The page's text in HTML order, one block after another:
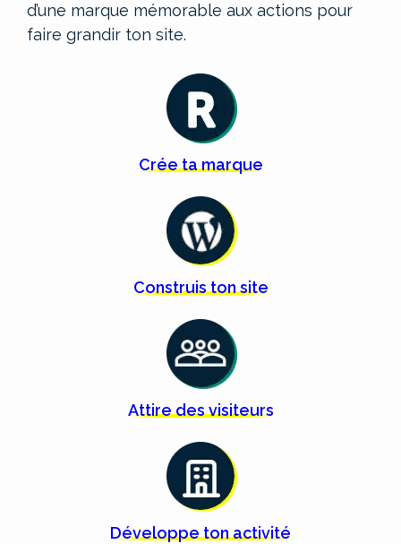
d’une marque mémorable aux actions pour
faire grandir ton site.
Créetamarque
Construis tonsite
Attire desvisiteurs
Développe tonactivité